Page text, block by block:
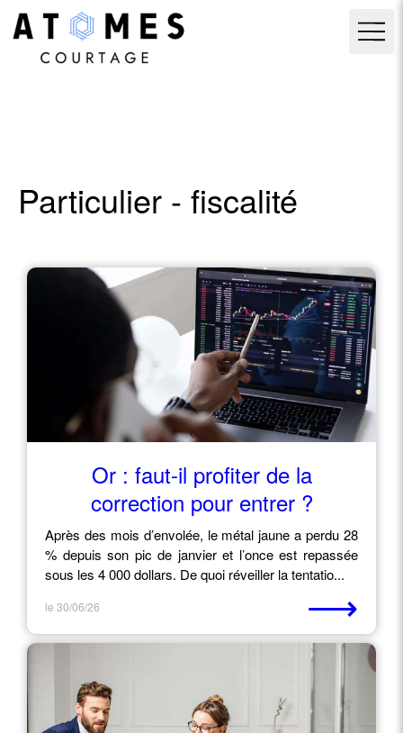
Particulier - fiscalité
Or : faut-il profiter de la
correction pour entrer ?
Après des mois d’envolée, le métal jaune a perdu 28
% depuis son pic de janvier et l’once est repassée
sous les 4 000 dollars. De quoi réveiller la tentatio...
le 30/06/26 ⟶